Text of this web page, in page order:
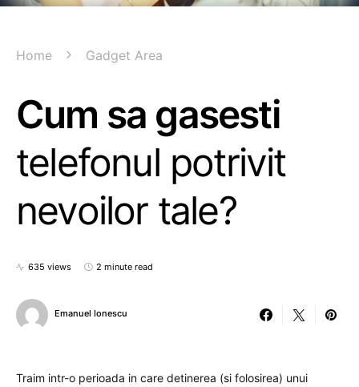
Home Gadget Area
Cum sa gasesti
telefonul potrivit
nevoilor tale?
635 views 2 minute read
Emanuel Ionescu
Traim intr-o perioada in care detinerea (si folosirea) unui